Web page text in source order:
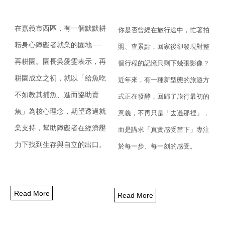
在嘉義市西區，有一個默默耕
耘身心障礙者就業的園地──
再耕園。 園長吳愛雯表示，再
耕園成立之初，就以「給魚吃
不如教其捕魚、 進而協助賣
魚」為核心理念，期望透過就
業支持， 幫助障礙者在經濟壓
力下找到生存與自立的出口。
Read More
你是否曾經在旅行途中，忙著拍
照、查景點， 回家後卻發現對整
個行程的記憶只剩下幾張影像？
近年來， 有一種新型態的旅遊方
式正在發酵，回歸了旅行最初的
意義， 不再只是「去過那裡」，
而是講求「真實感受當下」專注
於每一步、 每一刻的感受。
Read More